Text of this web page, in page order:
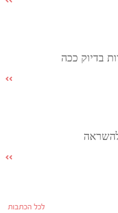
בדיוק ככה
לכל הכתבות